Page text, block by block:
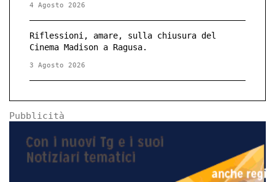
4 Agosto 2026
Riflessioni, amare, sulla chiusura del
Cinema Madison a Ragusa.
3 Agosto 2026
Pubblicità